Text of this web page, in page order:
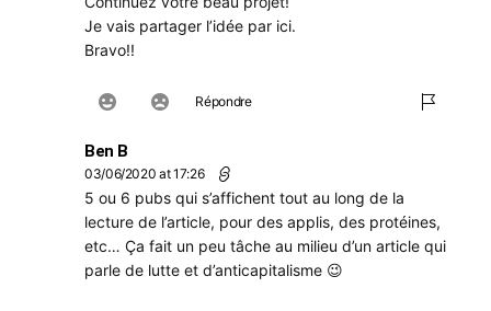
Je vais partager l’idée par ici.
Bravo!!
Répondre
Ben B
03/06/2020 at 17:26
5 ou 6 pubs qui s’affichent tout au long de la
lecture de l’article, pour des applis, des protéines,
etc… Ça fait un peu tâche au milieu d’un article qui
parle de lutte et d’anticapitalisme 😉